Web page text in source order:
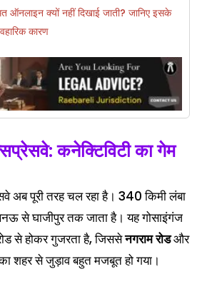
ऑनलाइन क्यों नहीं दिखाई जाती? जानिए इसके
कारण
कनेक्टिविटी का गेम
अब पूरी तरह चल रहा है। 340 किमी लंबा
से घाजीपुर तक जाता है। यह गोसाइंगंज
से होकर गुजरता है, जिससेनगराम रोडऔर
शहर से जुड़ाव बहुत मजबूत हो गया।